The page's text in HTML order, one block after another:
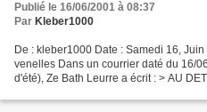
Publié le 16/06/2001 à 08:37
Par Kleber1000
De : kleber1000 Date : Samedi 16,
venelles Dans un courrier daté du 16/
d'été), Ze Bath Leurre a écrit : > AU